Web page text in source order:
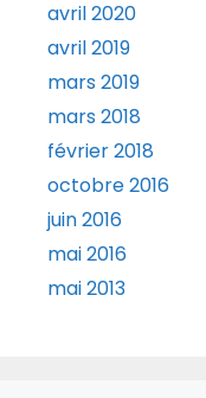
avril 2020
avril 2019
mars 2019
mars 2018
février 2018
octobre 2016
juin 2016
mai 2016
mai 2013